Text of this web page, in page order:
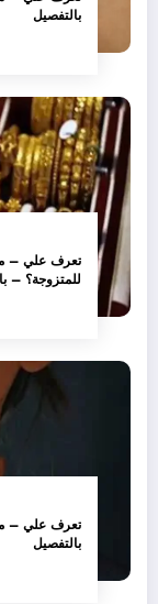
بالتفصيل
تعرف علي –
للمتزوجة؟ –
تعرف علي –
بالتفصيل